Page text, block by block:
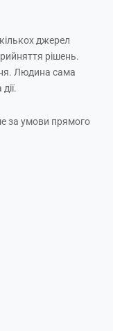
джерел
рішень.
Людина сама
за умови прямого